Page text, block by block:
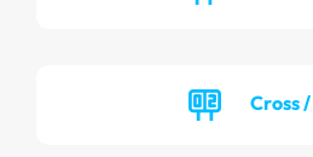
Cross